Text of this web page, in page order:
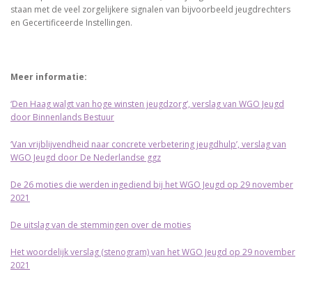
staan met de veel zorgelijkere signalen van bijvoorbeeld jeugdrechters
en Gecertificeerde Instellingen.
Meer informatie:
‘Den Haag walgt van hoge winsten jeugdzorg’, verslag van WGO Jeugd
door Binnenlands Bestuur
‘Van vrijblijvendheid naar concrete verbetering jeugdhulp’, verslag van
WGO Jeugd door De Nederlandse ggz
De 26 moties die werden ingediend bij het WGO Jeugd op 29 november
2021
De uitslag van de stemmingen over de moties
Het woordelijk verslag (stenogram) van het WGO Jeugd op 29 november
2021